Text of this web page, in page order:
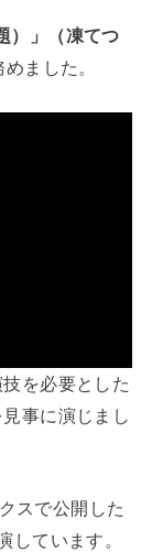
）」（凍てつ
ました。
を必要とした
事に演じまし
スで公開した
しています。